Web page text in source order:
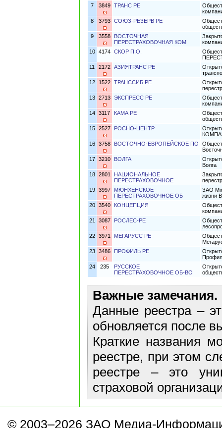
7
3849 ТРАНС РЕ
8
3793 СОЮЗ-РЕЗЕРВ РЕ
9
3558
ВОСТОЧНАЯ
ПЕРЕСТРАХОВОЧНАЯ КОМ
10 4174 СКОР П.О.
11
2172 АЗИЯТРАНС РЕ
12
1522 ТРАНССИБ РЕ
13 2713 ЭКСПРЕСС РЕ
14
3117 КАМА РЕ
15 2527 РОСНО-ЦЕНТР
16 3758 ВОСТОЧНО-ЕВРОПЕЙСКОЕ ПО
17 3210 ВОЛГА
Волга
18 2801
НАЦИОНАЛЬНОЕ
ПЕРЕСТРАХОВОЧНОЕ
19 3997
МЮНХЕНСКОЕ
ПЕРЕСТРАХОВОЧНОЕ ОБ
ЗАО
жизни
20 3540 КОНЦЕПЦИЯ
21
3087 РОСЛЕС-РЕ
22 3971 МЕГАРУСС РЕ
23 3486 ПРОФИЛЬ РЕ
24
235
РУССКОЕ
ПЕРЕСТРАХОВОЧНОЕ ОБ-ВО
Важные замечания.
Данные реестра –
обновляется после
Краткие названия
реестре, при этом
реестре – это
страховой
© 2003–2026 ЗАО Медиа-